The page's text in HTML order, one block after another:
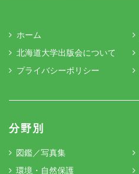
ホーム
北海道大学出版会について
プライバシーポリシー
分野別
図鑑／写真集
環境・自然保護